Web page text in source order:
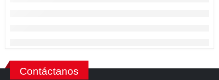
Contáctanos